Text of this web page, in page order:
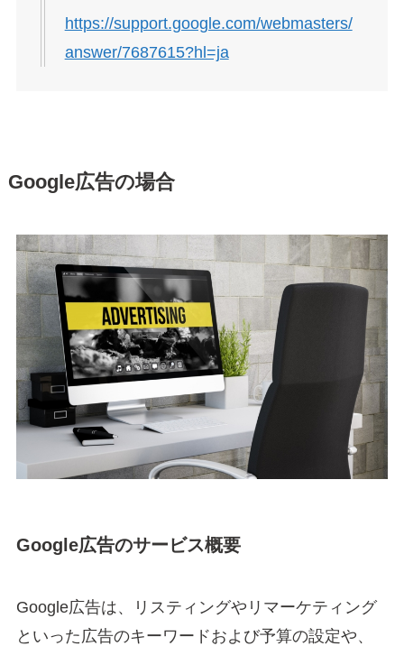
https://support.google.com/webmasters/
answer/7687615?hl=ja
Google広告の場合
Google広告のサービス概要
Google広告は、リスティングやリマーケティング
といった広告のキーワードおよび予算の設定や、